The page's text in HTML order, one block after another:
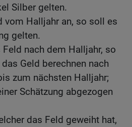
Silber gelten.
vom Halljahr an, so soll es
gelten.
nach dem Halljahr, so
Geld berechnen nach
zum nächsten Halljahr;
Schätzung abgezogen
das Feld geweiht hat,